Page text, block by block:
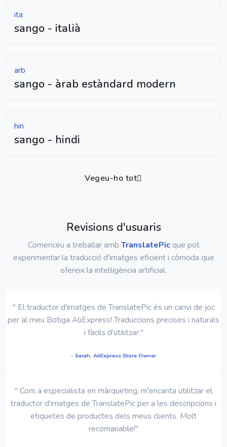
ita
sango - italià
arb
sango - àrab estàndard modern
hin
sango - hindi
Vegeu-ho tot
Revisions d'usuaris
Comenceu a treballar amb TranslatePicque pot
experimentar la traducció d'imatges eficient i còmoda que
ofereix la intel·ligència artificial.
" El traductor d'imatges de TranslatePic és un canvi de joc
per al meu Botiga AliExpress! Traduccions precises i naturals
i fàcils d'utilitzar."
- Sarah, AliExpress Store Owner
" Com a especialista en màrqueting, m'encanta utilitzar el
traductor d'imatges de TranslatePic per a les descripcions i
etiquetes de productes dels meus clients. Molt
recomanable!"